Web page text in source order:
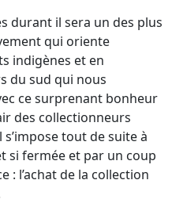
durant il sera un des plus
qui oriente
indigènes et en
du sud qui nous
ce surprenant bonheur
des collectionneurs
tout de suite à
si fermée et par un coup
: l’achat de la collection